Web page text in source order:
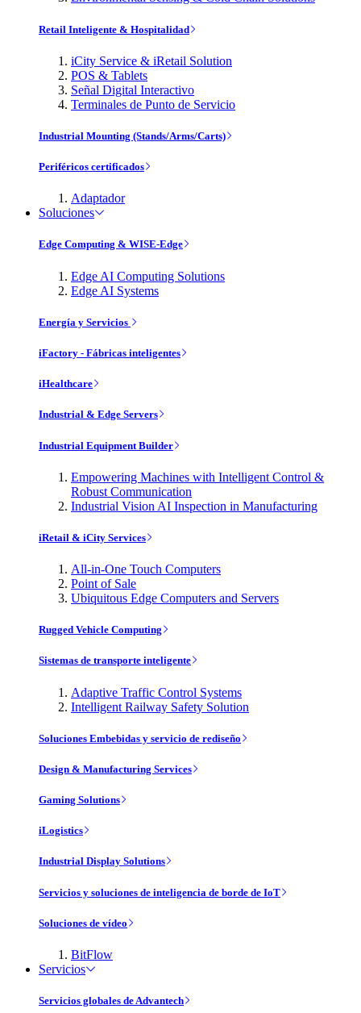
Retail Inteligente & Hospitalidad
iCity Service & iRetail Solution
POS & Tablets
Señal Digital Interactivo
Terminales de Punto de Servicio
Industrial Mounting (Stands/Arms/Carts)
Periféricos certificados
Adaptador
Soluciones
Edge Computing & WISE-Edge
Edge AI Computing Solutions
Edge AI Systems
Energía y Servicios
iFactory - Fábricas inteligentes
iHealthcare
Industrial & Edge Servers
Industrial Equipment Builder
Empowering Machines with Intelligent Control &
Robust Communication
Industrial Vision AI Inspection in Manufacturing
iRetail & iCity Services
All-in-One Touch Computers
Point of Sale
Ubiquitous Edge Computers and Servers
Rugged Vehicle Computing
Sistemas de transporte inteligente
Adaptive Traffic Control Systems
Intelligent Railway Safety Solution
Soluciones Embebidas y servicio de rediseño
Design & Manufacturing Services
Gaming Solutions
iLogistics
Industrial Display Solutions
Servicios y soluciones de inteligencia de borde de IoT
Soluciones de vídeo
BitFlow
Servicios
Servicios globales de Advantech